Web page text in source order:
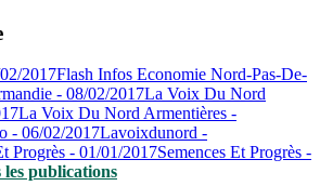
2017Flash Infos Economie Nord-Pas-De-
- 08/02/2017La Voix Du Nord
La Voix Du Nord Armentières -
- 06/02/2017Lavoixdunord -
Progrès - 01/01/2017Semences Et Progrès -
publications